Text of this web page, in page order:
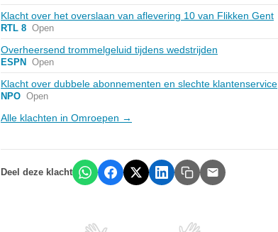
Klacht over het overslaan van aflevering 10 van Flikken Gent
RTL 8 Open
Overheersend trommelgeluid tijdens wedstrijden
ESPN Open
Klacht over dubbele abonnementen en slechte klantenservice
NPO Open
Alle klachten in Omroepen →
Deel deze klacht